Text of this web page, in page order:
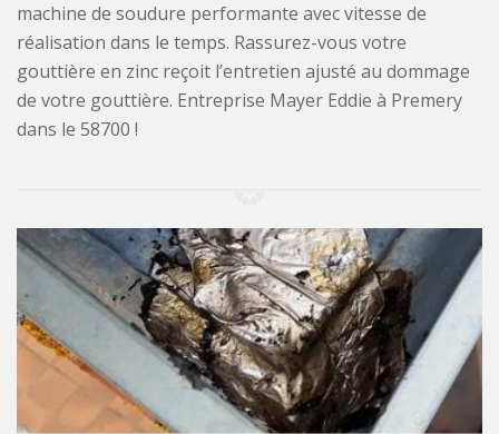
machine de soudure performante avec vitesse de
réalisation dans le temps. Rassurez-vous votre
gouttière en zinc reçoit l’entretien ajusté au dommage
de votre gouttière. Entreprise Mayer Eddie à Premery
dans le 58700 !